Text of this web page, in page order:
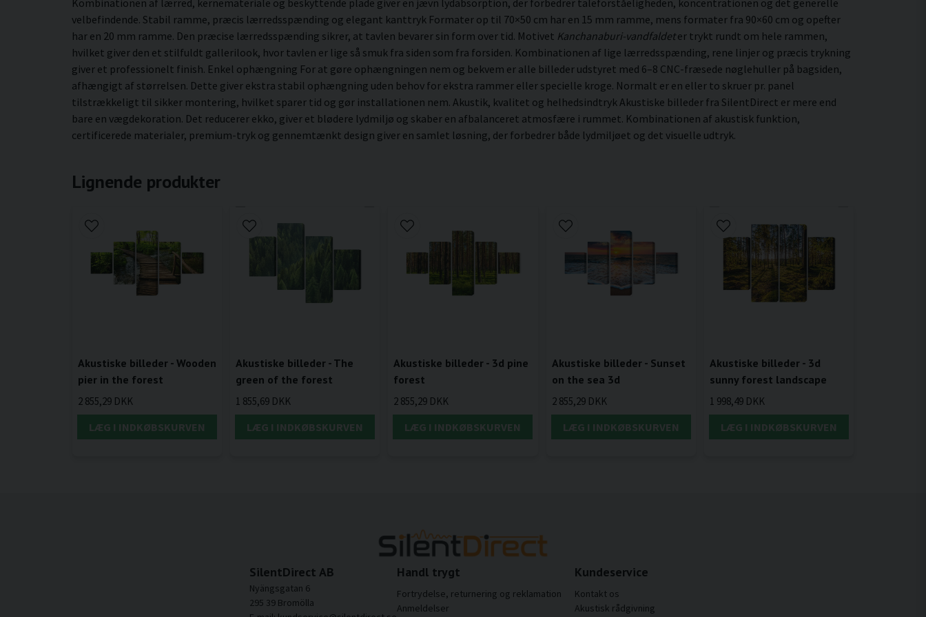
velbefindende. Stabil ramme, præcis lærredsspænding og elegant kanttryk Formater op til 70×50 cm har en 15 mm ramme, mens formater fra 90×60 cm og opefter
har en 20 mm ramme. Den præcise lærredsspænding sikrer, at tavlen bevarer sin form over tid. Motivet Kanchanaburi-vandfaldeter trykt rundt om hele rammen,
hvilket giver den et stilfuldt gallerilook, hvor tavlen er lige så smuk fra siden som fra forsiden. Kombinationen af lige lærredsspænding, rene linjer og præcis trykning
giver et professionelt finish. Enkel ophængning For at gøre ophængningen nem og bekvem er alle billeder udstyret med 6–8 CNC-fræsede nøglehuller på bagsiden,
afhængigt af størrelsen. Dette giver ekstra stabil ophængning uden behov for ekstra rammer eller specielle kroge. Normalt er en eller to skruer pr. panel
tilstrækkeligt til sikker montering, hvilket sparer tid og gør installationen nem. Akustik, kvalitet og helhedsindtryk Akustiske billeder fra SilentDirect er mere end
bare en vægdekoration. Det reducerer ekko, giver et blødere lydmiljø og skaber en afbalanceret atmosfære i rummet. Kombinationen af akustisk funktion,
certificerede materialer, premium-tryk og gennemtænkt design giver en samlet løsning, der forbedrer både lydmiljøet og det visuelle udtryk.
Lignende produkter
Akustiske billeder - Wooden
pier in the forest
2 855,29 DKK
LÆG I INDKØBSKURVEN
Akustiske billeder - The
green of the forest
1 855,69 DKK
LÆG I INDKØBSKURVEN
Akustiske billeder - 3d pine
forest
2 855,29 DKK
LÆG I INDKØBSKURVEN
Akustiske billeder - Sunset
on the sea 3d
2 855,29 DKK
LÆG I INDKØBSKURVEN
Akustiske billeder - 3d
sunny forest landscape
1 998,49 DKK
LÆG I INDKØBSKURVEN
SilentDirect AB
Nyängsgatan 6
295 39 Bromölla
Handl trygt
Fortrydelse, returnering og reklamation
Anmeldelser
Kundeservice
Kontakt os
Akustisk rådgivning